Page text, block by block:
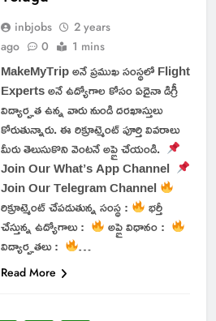
inbjobs
2 years
ago
0 1 mins
MakeMyTrip అనే ప్రముఖ సంస్థలో Flight
Experts అనే ఉద్యోగాల కోసం ఏదైనా డిగ్రీ
విద్యార్హత ఉన్న వారు నుండి దరఖాస్తులు
కోరుతున్నారు. ఈ రిక్రూట్మెంట్ పూర్తి వివరాలు
మీరు తెలుసుకొని వెంటనే అప్లై చేయండి.
Join Our What’s App Channel
Join Our Telegram Channel
రిక్రూట్మెంట్ చేపడుతున్న సంస్థ :
భర్తీ
చేస్తున్న ఉద్యోగాలు :
అప్లై విధానం :
విద్యార్హతలు :
…
Read More